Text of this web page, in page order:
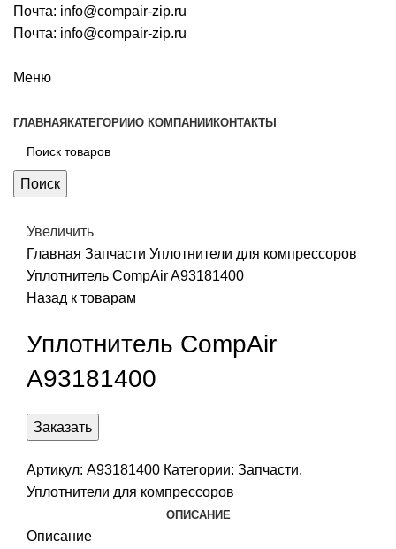
Почта: info@compair-zip.ru
Почта: info@compair-zip.ru
Меню
ГЛАВНАЯ КАТЕГОРИИО КОМПАНИИ КОНТАКТЫ
Поиск
Увеличить
Главная Запчасти Уплотнители для компрессоров
Уплотнитель CompAir A93181400
Назад к товарам
Уплотнитель CompAir
A93181400
Заказать
Артикул: A93181400 Категории: Запчасти,
Уплотнители для компрессоров
ОПИСАНИЕ
Описание